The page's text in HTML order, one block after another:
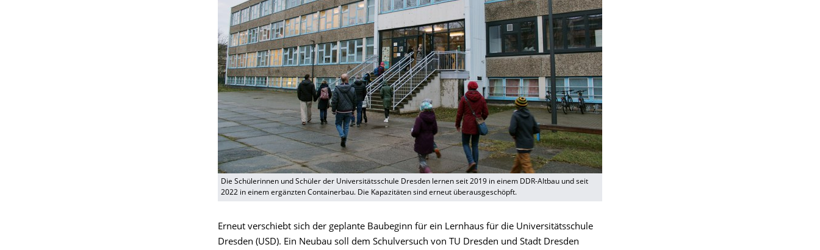
Die Schülerinnen und Schüler der Universitätsschule Dresden lernen seit 2019 in einem DDR-Altbau und seit
2022 in einem ergänzten Containerbau. Die Kapazitäten sind erneut überausgeschöpft.
Erneut verschiebt sich der geplante Baubeginn für ein Lernhaus für die Universitätsschule
Dresden (USD). Ein Neubau soll dem Schulversuch von TU Dresden und Stadt Dresden